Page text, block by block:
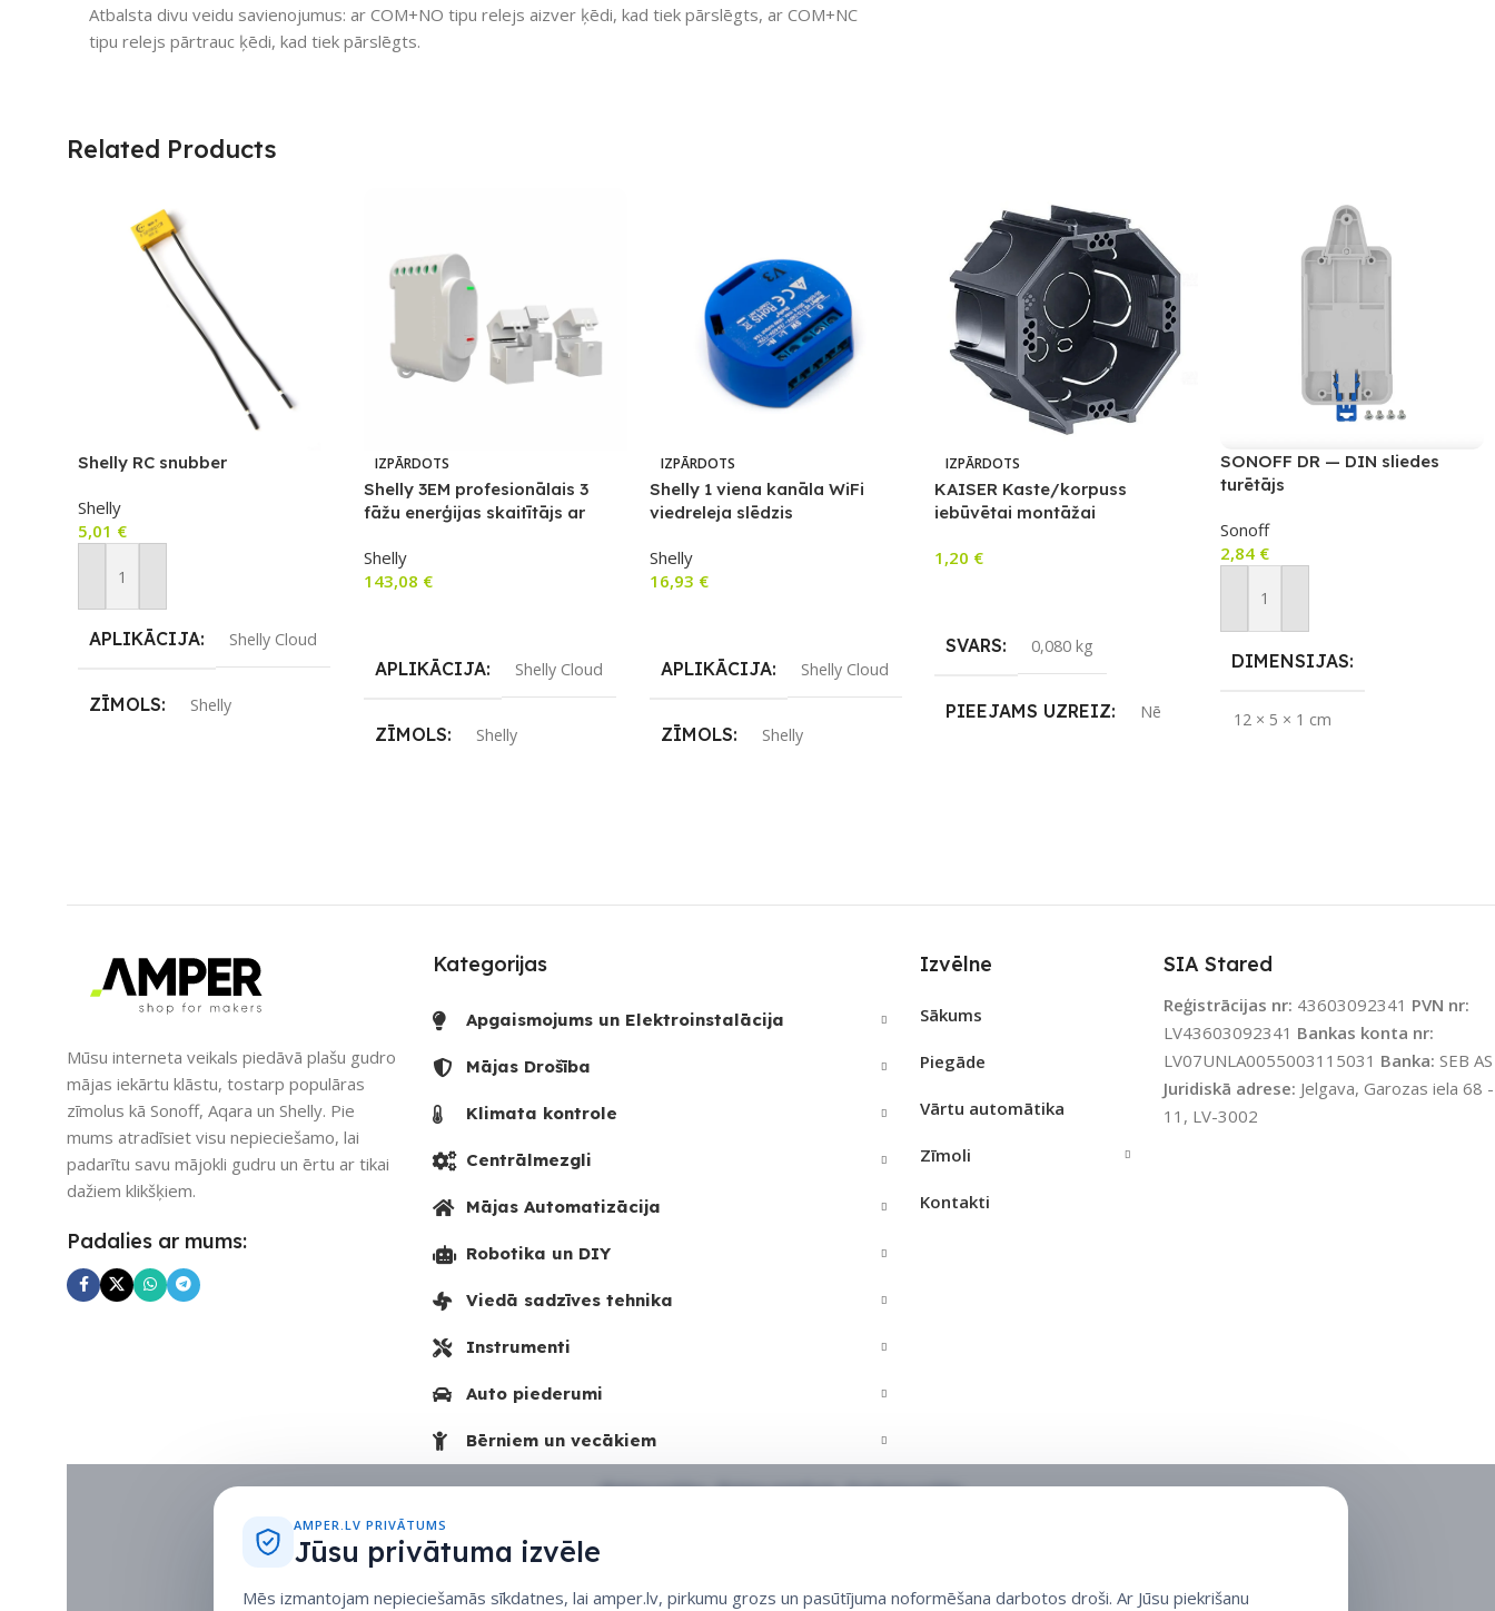
Atbalsta divu veidu savienojumus: ar COM+NO tipu relejs aizver ķēdi, kad tiek pārslēgts, ar COM+NC
tipu relejs pārtrauc ķēdi, kad tiek pārslēgts.
Related Products
Shelly RC snubber
Shelly
5,01 €
Pievienot Grozam
APLIKĀCIJA Shelly Cloud
ZĪMOLS Shelly
IZPĀRDOTS
Shelly 3EM profesionālais 3
fāžu enerģijas skaitītājs ar
Shelly
143,08 €
APLIKĀCIJA Shelly Cloud
ZĪMOLS Shelly
SKAITS
IZPĀRDOTS
Shelly 1 viena kanāla WiFi
viedreleja slēdzis
Shelly
16,93 €
APLIKĀCIJA Shelly Cloud
ZĪMOLS Shelly
IZPĀRDOTS
KAISER Kaste/korpuss
iebūvētai montāžai
1,20 €
SVARS 0,080 kg
PIEEJAMS UZREIZ Nē
SONOFF DR — DIN sliedes
turētājs
Sonoff
2,84 €
Pievienot Grozam
DIMENSIJAS
12 × 5 × 1 cm
UZREIZ PIEEJAMAIS
3
Mūsu interneta veikals piedāvā plašu gudro
mājas iekārtu klāstu, tostarp populāras
zīmolus kā Sonoff, Aqara un Shelly. Pie
mums atradīsiet visu nepieciešamo, lai
padarītu savu mājokli gudru un ērtu ar tikai
dažiem klikšķiem.
Padalies ar mums:
Kategorijas
Apgaismojums un Elektroinstalācija
Mājas Drošība
Klimata kontrole
Centrālmezgli
Mājas Automatizācija
Robotika un DIY
Viedā sadzīves tehnika
Instrumenti
Auto piederumi
Bērniem un vecākiem
Izvēlne
Sākums
Piegāde
Vārtu automātika
Zīmoli
Kontakti
SIA Stared
Reģistrācijas nr: 43603092341 PVN nr:
LV43603092341 Bankas konta nr:
LV07UNLA0055003115031 Banka: SEB AS
Juridiskā adrese: Jelgava, Garozas iela 68 -
11, LV-3002
AMPER.LV PRIVĀTUMS
Jūsu privātuma izvēle
Mēs izmantojam nepieciešamās sīkdatnes, lai amper.lv, pirkumu grozs un pasūtījuma noformēšana darbotos droši. Ar Jūsu piekrišanu
Sīkdatņu politika• Sīkdatņu iestatījumi •Privātuma politika